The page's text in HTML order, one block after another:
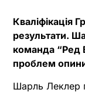
Кваліфікація
результати.
команда “Ред
проблем
Шарль Леклер